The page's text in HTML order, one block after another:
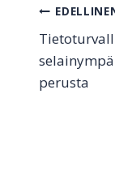
perusta